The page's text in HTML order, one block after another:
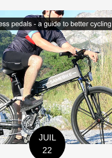
JUIL
22